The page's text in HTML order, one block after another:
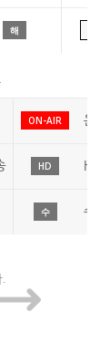
해
ON-AIR 온에
HD HD
수 수어
.